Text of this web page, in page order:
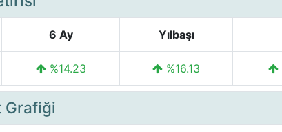
6 Ay Yılbaşı
%14.23 %16.13
Grafiği